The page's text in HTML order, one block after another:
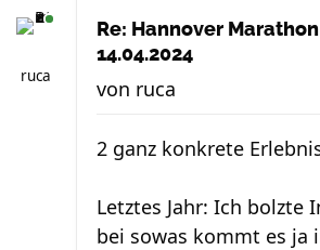
ruca
Re: Hannover
14.04.2024
von ruca
2 ganz konkrete
Letztes Jahr: Ich bolzte
bei sowas kommt es ja